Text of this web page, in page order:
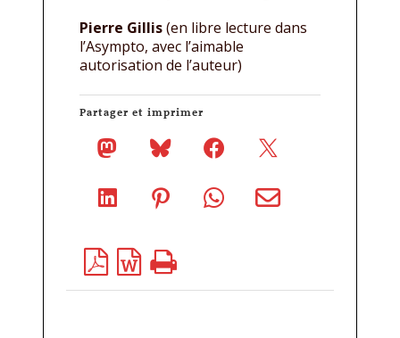
Pierre Gillis(en libre lecture dans
l’Asympto, avec l’aimable
autorisation de l’auteur)
Partager et imprimer